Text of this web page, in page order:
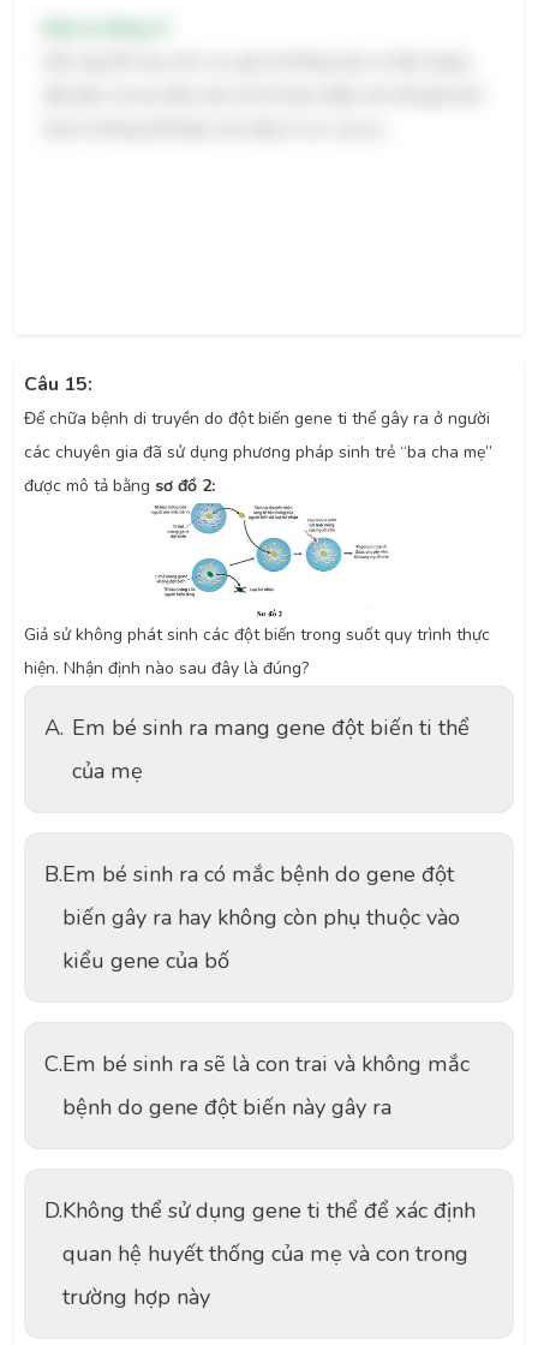
Câu 15:
Để chữa bệnh di truyền do đột biến gene ti thể gây ra ở người
các chuyên gia đã sử dụng phương pháp sinh trẻ “ba cha mẹ”
được mô tả bằng sơ đồ 2:
Giả sử không phát sinh các đột biến trong suốt quy trình thực
hiện. Nhận định nào sau đây là đúng?
A. Em bé sinh ra mang gene đột biến ti thể
của mẹ
B.Em bé sinh ra có mắc bệnh do gene đột
biến gây ra hay không còn phụ thuộc vào
kiểu gene của bố
C.Em bé sinh ra sẽ là con trai và không mắc
bệnh do gene đột biến này gây ra
D.Không thể sử dụng gene ti thể để xác định
quan hệ huyết thống của mẹ và con trong
trường hợp này